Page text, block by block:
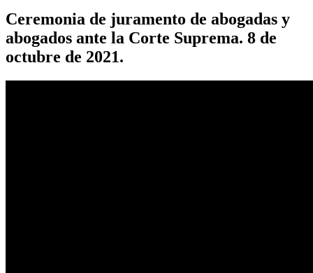
Ceremonia de juramento de abogadas y
abogados ante la Corte Suprema. 8 de
octubre de 2021.